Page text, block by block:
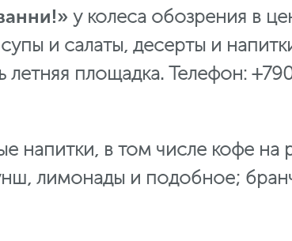
у колеса обозрения в
и салаты, десерты и
площадка. Телефон:
напитки, в том числе кофе на
лимонады и подобное;